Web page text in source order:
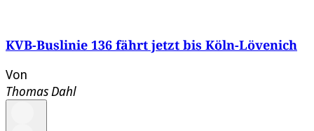
KVB-Buslinie 136 fährt jetzt bis Köln-Lövenich
Von
Thomas Dahl